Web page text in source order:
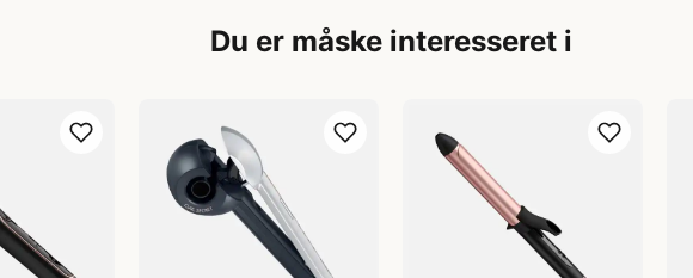
Du er måske interesseret i